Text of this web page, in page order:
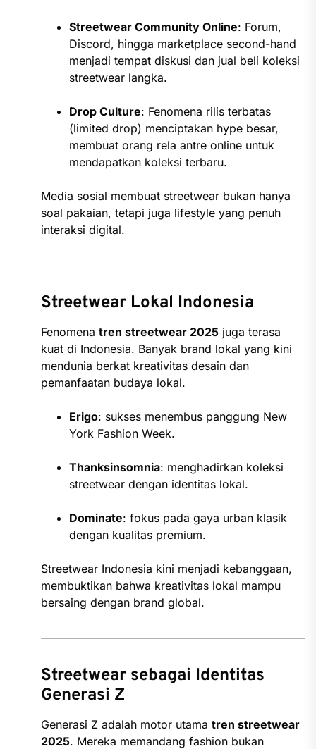
Streetwear Community Online: Forum,
Discord, hingga marketplace second-hand
menjadi tempat diskusi dan jual beli koleksi
streetwear langka.
Drop Culture: Fenomena rilis terbatas
(limited drop) menciptakan hype besar,
membuat orang rela antre online untuk
mendapatkan koleksi terbaru.
Media sosial membuat streetwear bukan hanya
soal pakaian, tetapi juga lifestyle yang penuh
interaksi digital.
Streetwear Lokal Indonesia
Fenomena tren streetwear 2025juga terasa
kuat di Indonesia. Banyak brand lokal yang kini
mendunia berkat kreativitas desain dan
pemanfaatan budaya lokal.
Erigo: sukses menembus panggung New
York Fashion Week.
Thanksinsomnia: menghadirkan koleksi
streetwear dengan identitas lokal.
Dominate: fokus pada gaya urban klasik
dengan kualitas premium.
Streetwear Indonesia kini menjadi kebanggaan,
membuktikan bahwa kreativitas lokal mampu
bersaing dengan brand global.
Streetwear sebagai Identitas
Generasi Z
Generasi Z adalah motor utama tren streetwear
2025. Mereka memandang fashion bukan